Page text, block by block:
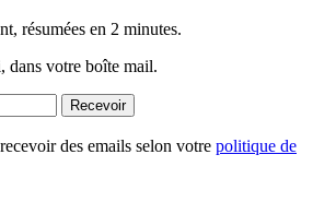
résumées en 2 minutes.
dans votre boîte mail.
Recevoir
des emails selon votre politique de